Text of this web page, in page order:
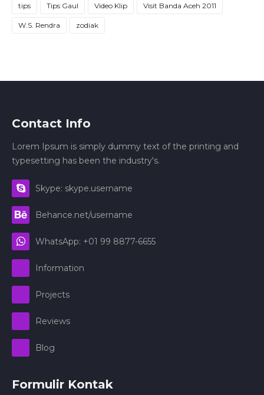
tips Tips Gaul Video Klip Visit Banda Aceh 2011
W.S. Rendra zodiak
Contact Info
Lorem Ipsum is simply dummy text of the printing and
typesetting has been the industry's.
Skype: skype.username
Behance.net/username
WhatsApp: +01 99 8877-6655
Information
Projects
Reviews
Blog
Formulir Kontak